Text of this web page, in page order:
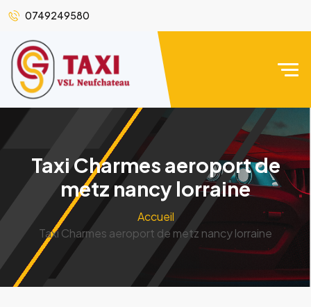
0749249580
Taxi Charmes aeroport de
metz nancy lorraine
Accueil
Taxi Charmes aeroport de metz nancy lorraine